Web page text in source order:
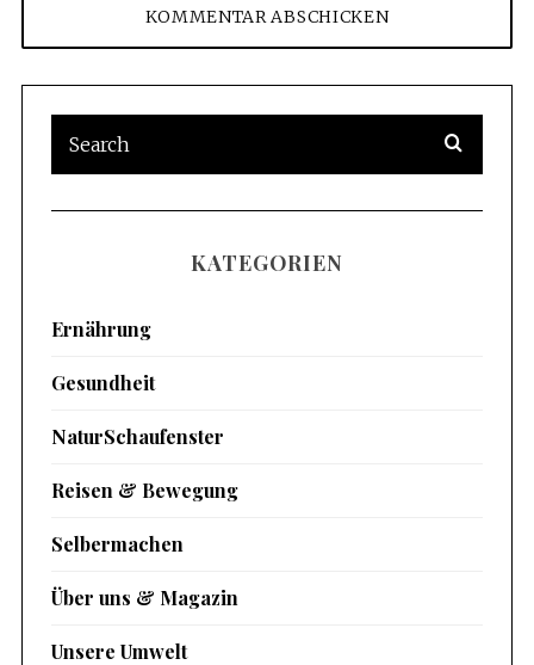
KATEGORIEN
Ernährung
Gesundheit
NaturSchaufenster
Reisen & Bewegung
Selbermachen
Über uns & Magazin
Unsere Umwelt